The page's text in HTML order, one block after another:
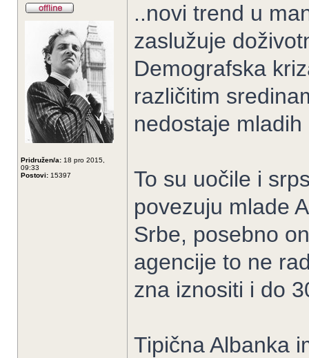
Pridružen/a: 18 pro 2015,
09:33
Postovi: 15397
..novi trend u
zaslužuje
Demografska
različitim
nedostaje
To su uočile i
povezuju mlade
Srbe, posebno
agencije to ne
zna iznositi i do
Tipična Albanka